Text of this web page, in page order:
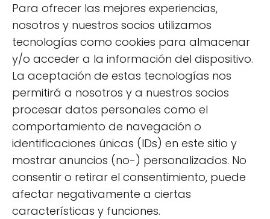
Para ofrecer las mejores experiencias,
nosotros y nuestros socios utilizamos
tecnologías como cookies para almacenar
y/o acceder a la información del dispositivo.
La aceptación de estas tecnologías nos
permitirá a nosotros y a nuestros socios
procesar datos personales como el
comportamiento de navegación o
identificaciones únicas (IDs) en este sitio y
mostrar anuncios (no-) personalizados. No
consentir o retirar el consentimiento, puede
afectar negativamente a ciertas
características y funciones.
Otra opción es ellimpiador de bicarbonato
y limón, perfecto para eliminar olores y
manchas difíciles. Solo necesitas mezclar una
taza de bicarbonato de sodio con el jugo de
un limón hasta formar una pasta. Aplica esta
mezcla en superficies como el fregadero o el
inodoro, deja actuar por unos minutos y
luego enjuaga. Además de ser un excelente
limpiador, el bicarbonato también ayuda a
desodorizar.
Para aquellos que buscan undetergente
para ropa ecológico, puedes crear uno con